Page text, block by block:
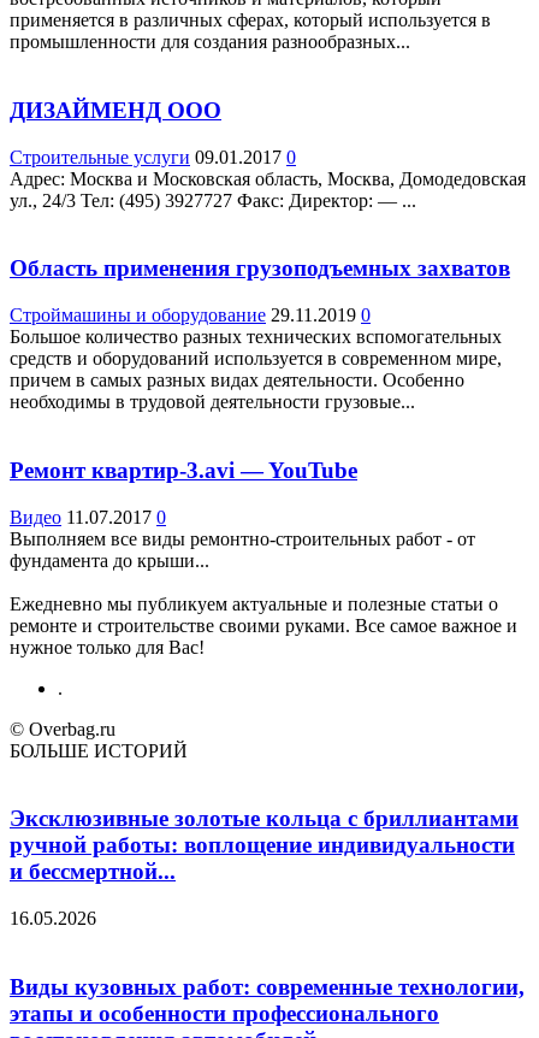
применяется в различных сферах, который используется в
промышленности для создания разнообразных...
ДИЗАЙМЕНД ООО
Строительные услуги 09.01.2017 0
Адрес: Москва и Московская область, Москва, Домодедовская
ул., 24/3 Teл: (495) 3927727 Факс: Директор: — ...
Область применения грузоподъемных захватов
Строймашины и оборудование 29.11.2019 0
Большое количество разных технических вспомогательных
средств и оборудований используется в современном мире,
причем в самых разных видах деятельности. Особенно
необходимы в трудовой деятельности грузовые...
Ремонт квартир-3.avi — YouTube
Видео 11.07.2017 0
Выполняем все виды ремонтно-строительных работ - от
фундамента до крыши...
Ежедневно мы публикуем актуальные и полезные статьи о
ремонте и строительстве своими руками. Все самое важное и
нужное только для Вас!
.
© Overbag.ru
БОЛЬШЕ ИСТОРИЙ
Эксклюзивные золотые кольца с бриллиантами
ручной работы: воплощение индивидуальности
и бессмертной...
16.05.2026
Виды кузовных работ: современные технологии,
этапы и особенности профессионального